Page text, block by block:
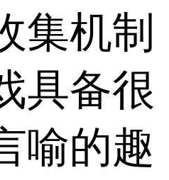
集机制
具备很
喻的趣